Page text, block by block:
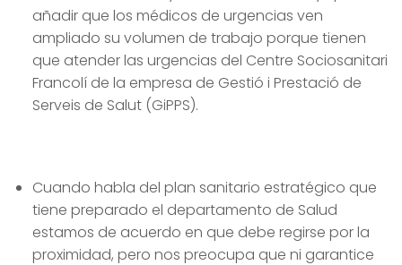
añadir que los médicos de urgencias ven
ampliado su volumen de trabajo porque tienen
que atender las urgencias del Centre Sociosanitari
Francolí de la empresa de Gestió i Prestació de
Serveis de Salut (GiPPS).
Cuando habla del plan sanitario estratégico que
tiene preparado el departamento de Salud
estamos de acuerdo en que debe regirse por la
proximidad, pero nos preocupa que ni garantice